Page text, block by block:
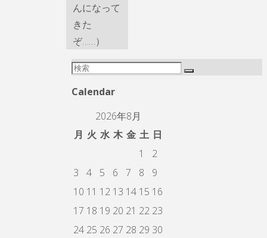
んになって
きた
ぞ……）
検
検
Calendar
2026年8月
月 火 水 木 金 土 日
1
2
3
4 5 6 7 8
9
10 11 12 13 14 15 16
17 18 19 20 21 22 23
24 25 26 27 28 29 30